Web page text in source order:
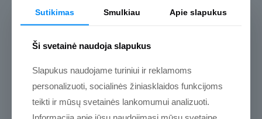
pažintinis vaikams
Atsiliepimai
produktą.
Sutikimas Smulkiau Apie slapukus
Ši svetainė naudoja slapukus
Slapukus naudojame turiniui ir reklamoms
personalizuoti, socialinės žiniasklaidos funkcijoms
teikti ir mūsų svetainės lankomumui analizuoti.